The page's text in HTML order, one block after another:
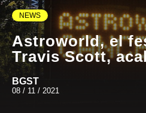
NEWS
Astroworld, el
Travis Scott,
BGST
08 / 11 / 2021